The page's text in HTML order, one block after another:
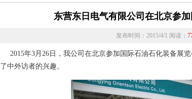
东营东日电气有限公司在北京参
发布时间：2015/4/1 阅读：
2015年3月26日，我公司在北京参加国际石油石化装备展
了中外访者的兴趣。